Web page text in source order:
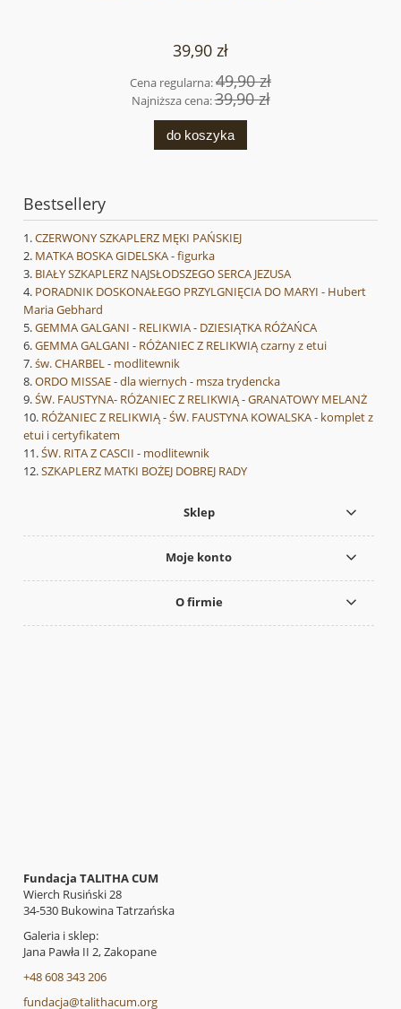
39,90 zł
Cena regularna:49,90 zł
Najniższa cena:39,90 zł
do koszyka
Bestsellery
CZERWONY SZKAPLERZ MĘKI PAŃSKIEJ
MATKA BOSKA GIDELSKA - figurka
BIAŁY SZKAPLERZ NAJSŁODSZEGO SERCA JEZUSA
PORADNIK DOSKONAŁEGO PRZYLGNIĘCIA DO MARYI - Hubert
Maria Gebhard
GEMMA GALGANI - RELIKWIA - DZIESIĄTKA RÓŻAŃCA
GEMMA GALGANI - RÓŻANIEC Z RELIKWIĄ czarny z etui
św. CHARBEL - modlitewnik
ORDO MISSAE - dla wiernych - msza trydencka
ŚW. FAUSTYNA- RÓŻANIEC Z RELIKWIĄ - GRANATOWY MELANŻ
RÓŻANIEC Z RELIKWIĄ - ŚW. FAUSTYNA KOWALSKA - komplet z
etui i certyfikatem
ŚW. RITA Z CASCII - modlitewnik
SZKAPLERZ MATKI BOŻEJ DOBREJ RADY
Sklep
Moje konto
O firmie
Fundacja TALITHA CUM
Wierch Rusiński 28
34-530 Bukowina Tatrzańska
Galeria i sklep:
Jana Pawła II 2, Zakopane
+48 608 343 206
fundacja@talithacum.org